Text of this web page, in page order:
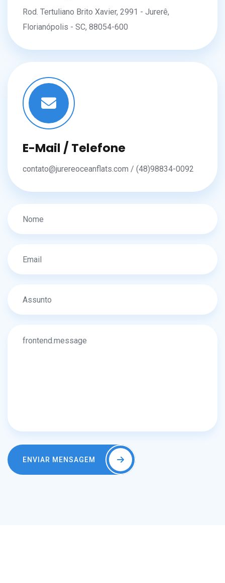
Rod. Tertuliano Brito Xavier, 2991 - Jurerê,
Florianópolis - SC, 88054-600
E-Mail / Telefone
contato@jurereoceanflats.com / (48)98834-0092
ENVIAR MENSAGEM